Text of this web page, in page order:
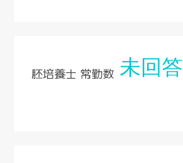
胚培養士 常勤数 未回答